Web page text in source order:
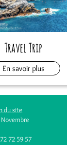
Travel Trip
En savoir plus
du site
72 59 57